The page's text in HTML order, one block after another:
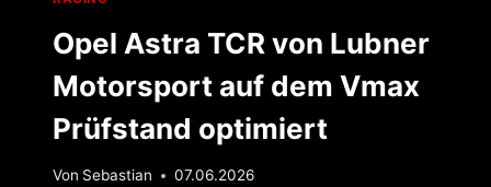
Opel Astra TCR von Lubner
Motorsport auf dem Vmax
Prüfstand optimiert
Von Sebastian 07.06.2026